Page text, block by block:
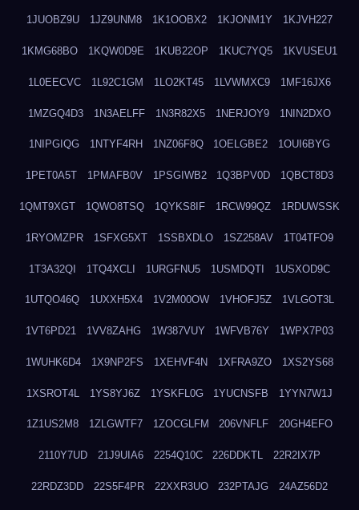
1JUOBZ9U 1JZ9UNM8 1K1OOBX2 1KJONM1Y 1KJVH227
1KMG68BO 1KQW0D9E 1KUB22OP 1KUC7YQ5 1KVUSEU1
1L0EECVC 1L92C1GM 1LO2KT45 1LVWMXC9 1MF16JX6
1MZGQ4D3 1N3AELFF 1N3R82X5 1NERJOY9 1NIN2DXO
1NIPGIQG 1NTYF4RH 1NZ06F8Q 1OELGBE2 1OUI6BYG
1PET0A5T 1PMAFB0V 1PSGIWB2 1Q3BPV0D 1QBCT8D3
1QMT9XGT 1QWO8TSQ 1QYKS8IF 1RCW99QZ 1RDUWSSK
1RYOMZPR 1SFXG5XT 1SSBXDLO 1SZ258AV 1T04TFO9
1T3A32QI 1TQ4XCLI 1URGFNU5 1USMDQTI 1USXOD9C
1UTQO46Q 1UXXH5X4 1V2M00OW 1VHOFJ5Z 1VLGOT3L
1VT6PD21 1VV8ZAHG 1W387VUY 1WFVB76Y 1WPX7P03
1WUHK6D4 1X9NP2FS 1XEHVF4N 1XFRA9ZO 1XS2YS68
1XSROT4L 1YS8YJ6Z 1YSKFL0G 1YUCNSFB 1YYN7W1J
1Z1US2M8 1ZLGWTF7 1ZOCGLFM 206VNFLF 20GH4EFO
2110Y7UD 21J9UIA6 2254Q10C 226DDKTL 22R2IX7P
22RDZ3DD 22S5F4PR 22XXR3UO 232PTAJG 24AZ56D2